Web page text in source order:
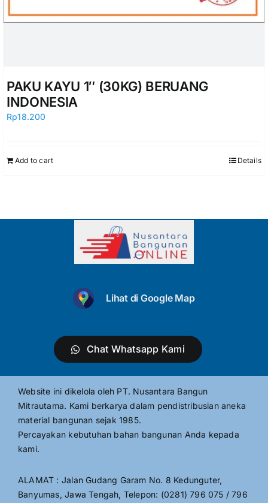
PAKU KAYU 1″ (30KG) BERUANG
INDONESIA
Rp18.200
Add to cart Details
Lihat di Google Map
Chat Whatsapp Kami
Website ini dikelola oleh PT. Nusantara Bangun
Mitrautama. Kami berkarya dalam pendistribusian aneka
material bangunan sejak 1985.
Percayakan kebutuhan bahan bangunan Anda kepada
kami.
ALAMAT : Jalan Gudang Garam No. 8 Kedunguter,
Banyumas, Jawa Tengah, Telepon: (0281) 796 075 / 796